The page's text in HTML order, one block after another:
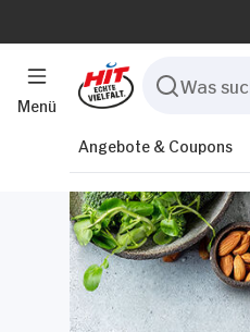
Menü
Angebote & Coupons